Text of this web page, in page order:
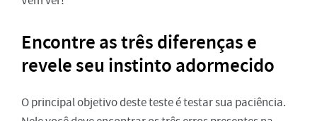
Encontre as três diferenças e
revele seu instinto adormecido
O principal objetivo deste teste é testar sua paciência.